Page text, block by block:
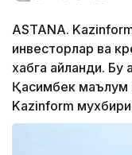
ASTANA.
инвесторлар ва
хабга айланди. Бу
Қасимбек маълум
Kazinform